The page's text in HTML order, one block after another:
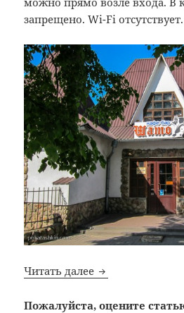
запрещено. Wi-Fi отсутствует.
Читать далее Bon Appetit:
Пожалуйста, оцените